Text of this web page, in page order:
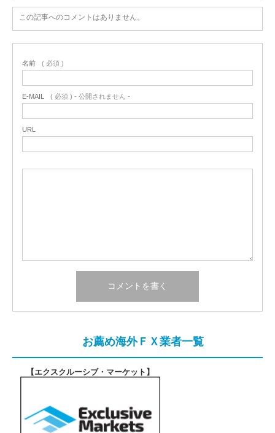
この記事へのコメントはありません。
名前 ( 必須 )
E-MAIL ( 必須 ) - 公開されません -
URL
お薦め海外ＦＸ業者一覧
【エクスクルーシブ・マーケット 】